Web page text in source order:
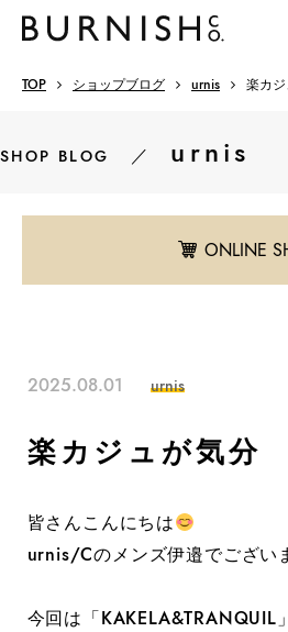
TOP ショップブログ urnis 楽カ
SHOP BLOG ／ urnis
ONLINE
2025.08.01 urnis
楽カジュが気分
皆さんこんにちは
urnis/Cのメンズ伊邉でござい
今回は「KAKELA&TRANQUIL